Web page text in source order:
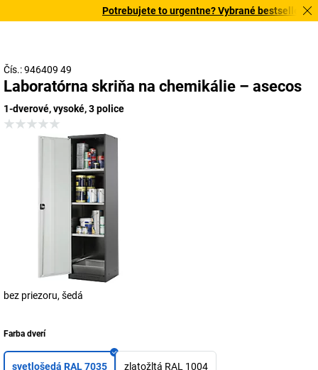
Potrebujete to urgentne? Vybrané bestsellery
Čís.: 946409 49
Laboratórna skriňa na chemikálie – asecos
1-dverové, vysoké, 3 police
bez priezoru, šedá
Farba dverí
svetlošedá RAL 7035 zlatožltá RAL 1004